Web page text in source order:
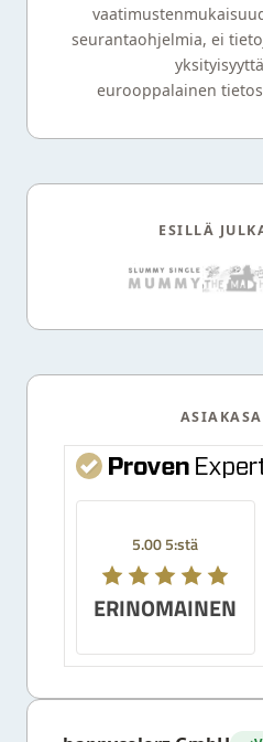
seurantaohjelmia, ei
eurooppalainen
ESILLÄ
5.00 5:stä
ERINOMAINEN